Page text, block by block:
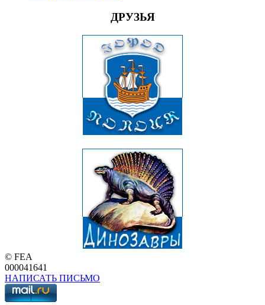
ДРУЗЬЯ
© FEA
000041641
НАПИСАТЬ ПИСЬМО